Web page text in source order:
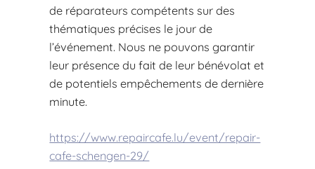
de réparateurs compétents sur des
thématiques précises le jour de
l’événement. Nous ne pouvons garantir
leur présence du fait de leur bénévolat et
de potentiels empêchements de dernière
minute.
https://www.repaircafe.lu/event/repair-
cafe-schengen-29/